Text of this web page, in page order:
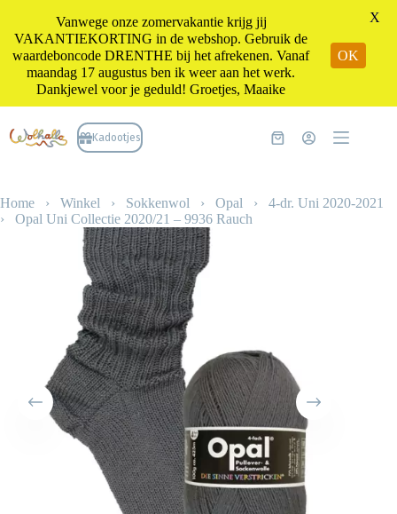
naar
de
Kadootjes Winkelwagen
Home › Winkel › Sokkenwol › Opal › 4-dr. Uni 2020-2021
› Opal Uni Collectie 2020/21 – 9936 Rauch
Vanwege onze zomervakantie krijg jij
VAKANTIEKORTING in de webshop. Gebruik de
waardeboncode DRENTHE bij het afrekenen. Vanaf
maandag 17 augustus ben ik weer aan het werk.
Dankjewel voor je geduld! Groetjes, Maaike
OK
X